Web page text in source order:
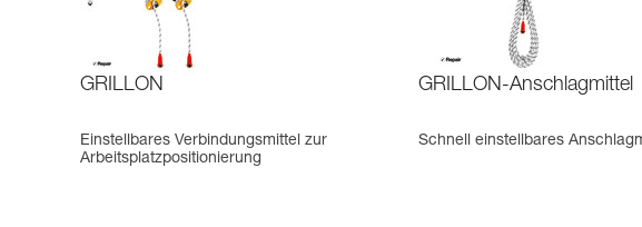
GRILLON
Einstellbares Verbindungsmittel zur
Arbeitsplatzpositionierung
GRILLON-Anschlagmittel
Schnell einstellbares